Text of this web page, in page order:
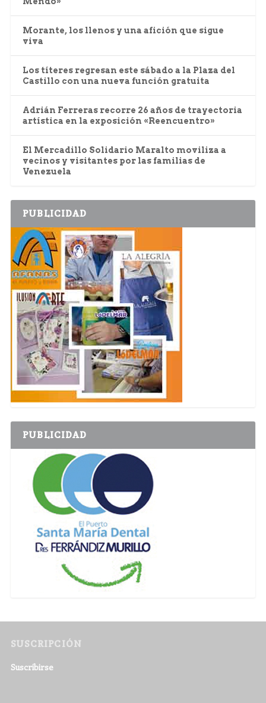
Morante, los llenos y una afición que sigue
viva
Los títeres regresan este sábado a la Plaza del
Castillo con una nueva función gratuita
Adrián Ferreras recorre 26 años de trayectoria
artística en la exposición «Reencuentro»
El Mercadillo Solidario Maralto moviliza a
vecinos y visitantes por las familias de
Venezuela
PUBLICIDAD
PUBLICIDAD
SUSCRIPCIÓN
Suscribirse